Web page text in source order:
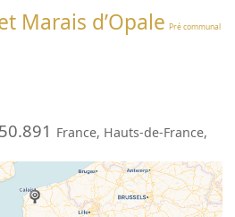
Marais d’Opale Pré communal
France, Hauts-de-France,